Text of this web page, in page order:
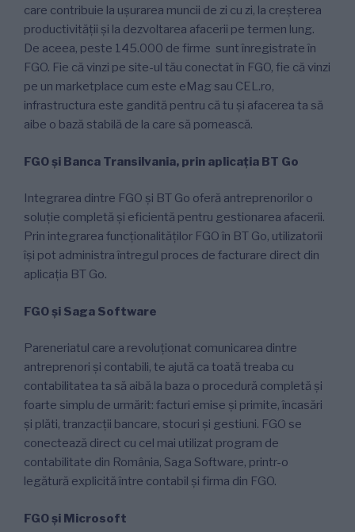
care contribuie la ușurarea muncii de zi cu zi, la creșterea
productivității și la dezvoltarea afacerii pe termen lung.
De aceea, peste 145.000 de firme sunt înregistrate în
FGO. Fie că vinzi pe site-ul tău conectat în FGO, fie că vinzi
pe un marketplace cum este eMag sau CEL.ro,
infrastructura este gandită pentru că tu și afacerea ta să
aibe o bază stabilă de la care să pornească.
FGO și Banca Transilvania, prin aplicația BT Go
Integrarea dintre FGO și BT Go oferă antreprenorilor o
soluție completă și eficientă pentru gestionarea afacerii.
Prin integrarea funcționalităților FGO în BT Go, utilizatorii
îşi pot administra întregul proces de facturare direct din
aplicaţia BT Go.
FGO și Saga Software
Pareneriatul care a revoluționat comunicarea dintre
antreprenori și contabili, te ajută ca toată treaba cu
contabilitatea ta să aibă la baza o procedură completă și
foarte simplu de urmărit: facturi emise și primite, încasări
și plăti, tranzacții bancare, stocuri și gestiuni. FGO se
conectează direct cu cel mai utilizat program de
contabilitate din România, Saga Software, printr-o
legătură explicită între contabil și firma din FGO.
FGO și Microsoft